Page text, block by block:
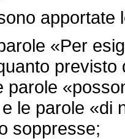
apportate
«Per
parole
le parole «di
soppresse;